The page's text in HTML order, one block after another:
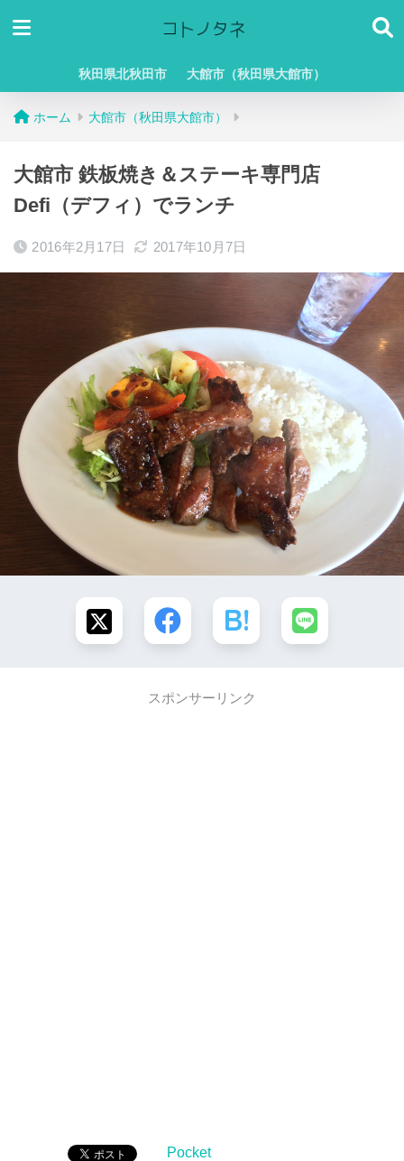
秋田県北秋田市 大館市（秋田県大館市）
ホーム 大館市（秋田県大館市）
大館市 鉄板焼き＆ステーキ専門店
Defi（デフィ）でランチ
2016年2月17日 2017年10月7日
スポンサーリンク
Pocket